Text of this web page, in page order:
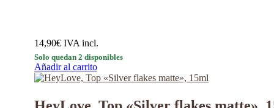
14,90€ IVA incl.
Solo quedan 2 disponibles
Añadir al carrito